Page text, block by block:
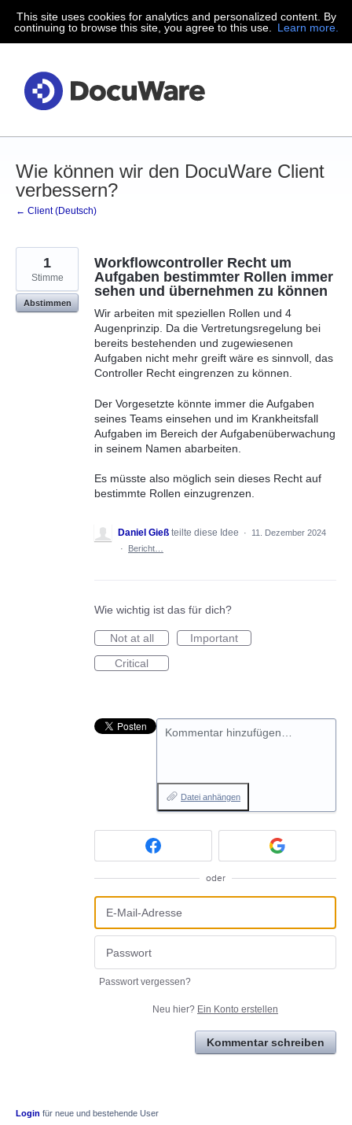
Zum
Inhalt
This site uses cookies for analytics and personalized content. By
continuing to browse this site, you agree to this use.
Learn more.
Wie können wir den DocuWare Client
verbessern?
← Client (Deutsch)
Workflowcontroller Recht um
Aufgaben bestimmter Rollen immer
sehen und übernehmen zu können
Wir arbeiten mit speziellen Rollen und 4
Augenprinzip. Da die Vertretungsregelung bei
bereits bestehenden und zugewiesenen
Aufgaben nicht mehr greift wäre es sinnvoll, das
Controller Recht eingrenzen zu können.
Der Vorgesetzte könnte immer die Aufgaben
seines Teams einsehen und im Krankheitsfall
Aufgaben im Bereich der Aufgabenüberwachung
in seinem Namen abarbeiten.
Es müsste also möglich sein dieses Recht auf
bestimmte Rollen einzugrenzen.
1
Stimme
Abstimmen
Daniel Gieß teilte diese Idee ·
11. Dezember 2024
·
Bericht…
Wie wichtig ist das für dich?
Not at all
Important
Critical
Kommentar hinzufügen…
Datei anhängen
oder
Passwort vergessen?
Neu hier? Ein Konto erstellen
Kommentar schreiben
Login für neue und bestehende User